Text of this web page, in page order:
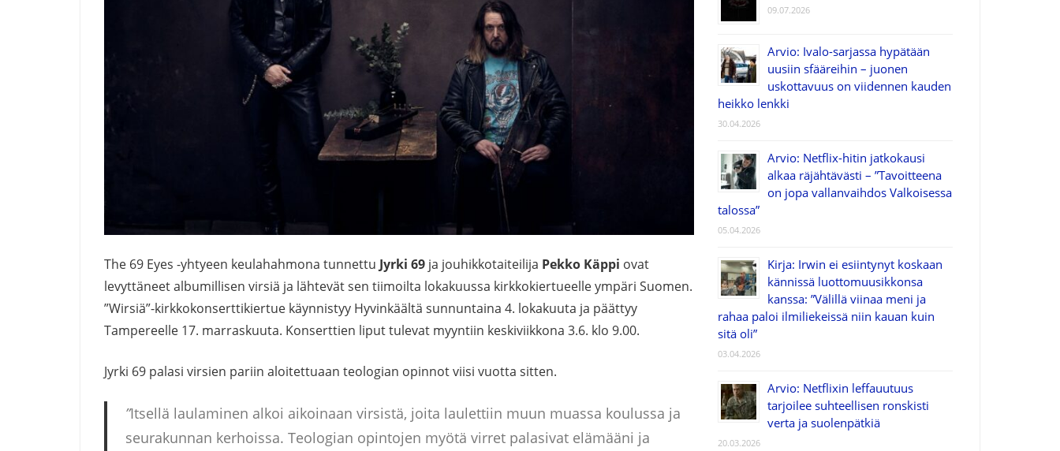
The 69 Eyes -yhtyeen keulahahmona tunnettu Jyrki 69 ja jouhikkotaiteilija Pekko Käppi ovat
levyttäneet albumillisen virsiä ja lähtevät sen tiimoilta lokakuussa kirkkokiertueelle ympäri Suomen.
”Wirsiä”-kirkkokonserttikiertue käynnistyy Hyvinkäältä sunnuntaina 4. lokakuuta ja päättyy
Tampereelle 17. marraskuuta. Konserttien liput tulevat myyntiin keskiviikkona 3.6. klo 9.00.
Jyrki 69 palasi virsien pariin aloitettuaan teologian opinnot viisi vuotta sitten.
”Itsellä laulaminen alkoi aikoinaan virsistä, joita laulettiin muun muassa koulussa ja
seurakunnan kerhoissa. Teologian opintojen myötä virret palasivat elämääni ja
09.07.2026
Arvio: Ivalo-sarjassa hypätään
uusiin sfääreihin – juonen
uskottavuus on viidennen kauden
heikko lenkki
30.04.2026
Arvio: Netflix-hitin jatkokausi
alkaa räjähtävästi – ”Tavoitteena
on jopa vallanvaihdos Valkoisessa
talossa”
05.04.2026
Kirja: Irwin ei esiintynyt koskaan
kännissä luottomuusikkonsa
kanssa: ”Välillä viinaa meni ja
rahaa paloi ilmiliekeissä niin kauan kuin
sitä oli”
03.04.2026
Arvio: Netflixin leffauutuus
tarjoilee suhteellisen ronskisti
verta ja suolenpätkiä
20.03.2026